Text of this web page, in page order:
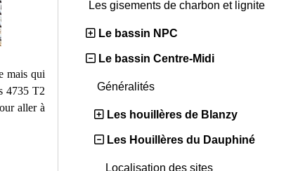
mais qui
4735 T2
aller à
Les gisements de charbon et lignite
Le bassin NPC
Le bassin Centre-Midi
Généralités
Les houillères de Blanzy
Les Houillères du Dauphiné
Localisation des sites